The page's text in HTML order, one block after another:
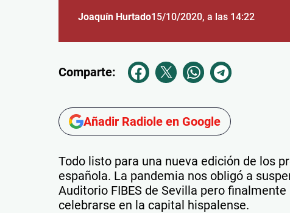
Joaquín Hurtado15/10/2020, a las 14:22
Comparte:
Añadir Radiole en Google
Todo listo para una nueva edición de los
española. La pandemia nos obligó a
Auditorio FIBES de Sevilla pero
celebrarse en la capital hispalense.